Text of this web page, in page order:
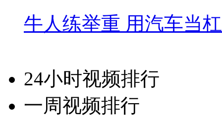
牛人练举重 用汽车当
24小时视频排行
一周视频排行